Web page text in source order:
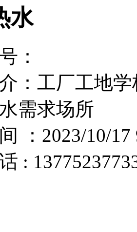
水
：
：工厂工地
需求场所
：2023/10/17
: